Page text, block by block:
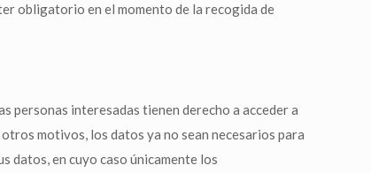
obligatorio en el momento de la recogida de
personas interesadas tienen derecho a acceder a
motivos, los datos ya no sean necesarios para
datos, en cuyo caso únicamente los